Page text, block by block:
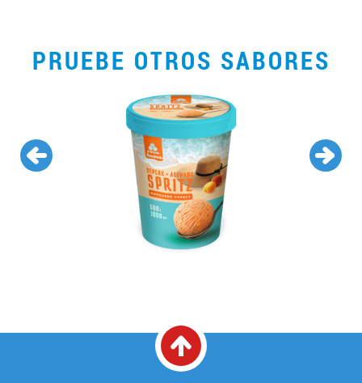
PRUEBE OTROS SABORES